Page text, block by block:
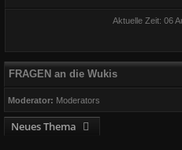
Aktuelle Zeit: 06
FRAGEN an die Wukis
Moderator: Moderators
Neues Thema